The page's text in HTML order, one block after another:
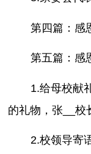
第四篇：感
第五篇：感
1.给母校献
的礼物，张__校
2.校领导寄